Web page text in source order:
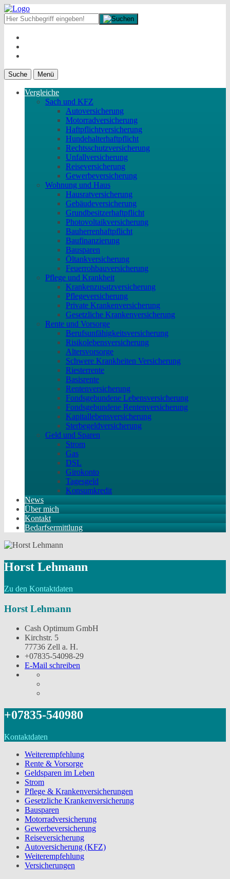
Suche Menü
Vergleiche
Sach und KFZ
Autoversicherung
Motorradversicherung
Haftpflichtversicherung
Hundehalterhaftpflicht
Rechtsschutzversicherung
Unfallversicherung
Reiseversicherung
Gewerbeversicherung
Wohnung und Haus
Hausratversicherung
Gebäudeversicherung
Grundbesitzerhaftpflicht
Photovoltaikversicherung
Bauherrenhaftpflicht
Baufinanzierung
Bausparen
Öltankversicherung
Feuerrohbauversicherung
Pflege und Krankheit
Krankenzusatzversicherung
Pflegeversicherung
Private Krankenversicherung
Gesetzliche Krankenversicherung
Rente und Vorsorge
Berufs­unfähigkeitsversicherung
Risikolebensversicherung
Altersvorsorge
Schwere Krankheiten Versicherung
Riesterrente
Basisrente
Rentenversicherung
Fondsgebundene Lebensversicherung
Fondsgebundene Rentenversicherung
Kapitallebensversicherung
Sterbegeldversicherung
Geld und Sparen
Strom
Gas
DSL
Girokonto
Tagesgeld
Konsumkredit
News
Über mich
Kontakt
Bedarfsermittlung
Horst Lehmann
Zu den Kontaktdaten
Horst Lehmann
Cash Optimum GmbH
Kirchstr. 5
77736 Zell a. H.
+07835-54098-29
E-Mail schreiben
+07835-540980
Kontaktdaten
Weiterempfehlung
Rente & Vorsorge
Geldsparen im Leben
Strom
Pflege & Krankenversicherungen
Gesetzliche Krankenversicherung
Bausparen
Motorradversicherung
Gewerbeversicherung
Reiseversicherung
Autoversicherung (KFZ)
Weiterempfehlung
Versicherungen